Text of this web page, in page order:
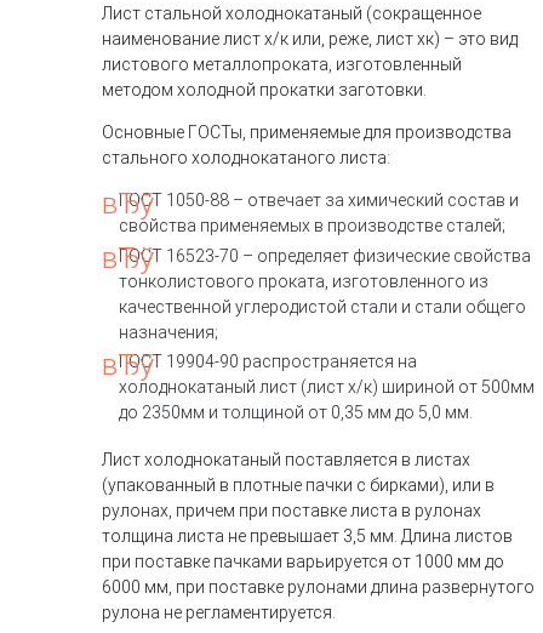
Лист стальной холоднокатаный (сокращенное
наименование лист х/к или, реже, лист хк) – это вид
листового металлопроката, изготовленный
методом холодной прокатки заготовки.
Основные ГОСТы, применяемые для производства
стального холоднокатаного листа:
ГОСТ 1050-88 – отвечает за химический состав и
свойства применяемых в производстве сталей;
ГОСТ 16523-70 – определяет физические свойства
тонколистового проката, изготовленного из
качественной углеродистой стали и стали общего
назначения;
ГОСТ 19904-90 распространяется на
холоднокатаный лист (лист х/к) шириной от 500мм
до 2350мм и толщиной от 0,35 мм до 5,0 мм.
Лист холоднокатаный поставляется в листах
(упакованный в плотные пачки с бирками), или в
рулонах, причем при поставке листа в рулонах
толщина листа не превышает 3,5 мм. Длина листов
при поставке пачками варьируется от 1000 мм до
6000 мм, при поставке рулонами длина развернутого
рулона не регламентируется.